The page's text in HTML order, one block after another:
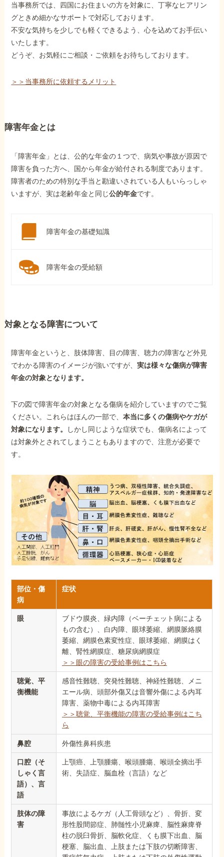
当事務所では、四国にお住まいの方を対象に、丁寧なヒアリン
グときめ細かなサポートで対応しております。
不安な気持ちを少しでも軽くできるよう、心を込めてお手伝い
いたします。
どうぞ、お気軽にご相談・ご依頼をお待ちしております。
＞＞当事務所に依頼するメリット
障害年金とは
「障害年金」とは、公的な年金の１つで、病気や事故が原因で
障害を負った方へ、国から年金が給付される制度であります。
障害者のための特別な手当と勘違いされている人もいらっしゃ
いますが、実は老齢年金と同じ公的年金です。
障害年金の基礎知識
障害年金の受給額
対象となる障害について
障害年金というと、肢体障害、目の障害、聴力の障害など外見
でわかる障害のイメージが強いですが、実は様々な傷病が障害
年金の対象となります。
下の図で障害年金の対象となる傷病を紹介していますのでご覧
ください。これらはほんの一部で、本当に多くの傷病やケガが
対象になります。
しかし同じような症状でも、傷病名によって
は対象外とされてしまうこともありますので、注意が必要で
す。
部位・傷
病
症状
眼
ブドウ膜炎、緑内障（ベーチェット病による
もの含む）、白内障、眼球萎縮、網膜脈絡膜
萎縮、網膜色素変性症、眼球萎縮、網膜はく
離、腎性網膜症、糖尿病網膜症
＞＞眼の障害の受給事例はこちら
聴覚、平
衡機能
感音性難聴、突発性難聴、神経性難聴、メニ
エール病、頭部外傷又は音響外傷による内耳
障害、薬物中毒による内耳障害
＞＞聴覚、平衡機能の障害の受給事例はこち
ら
鼻腔 外傷性鼻科疾患
口腔（そ
しゃく言
語）、言
語
上顎癌、上顎腫瘍、喉頭腫瘍、喉頭全摘出手
術、失語症、脳血栓（言語）など
肢体の障
害
事故によるケガ（人工骨頭など）、骨折、変
形性股間節症、肺髄性小児麻痺、脳性麻痺脊
柱の脱臼骨折、脳軟化症、くも膜下出血、脳
梗塞、脳出血、上肢または下肢の切断障害、